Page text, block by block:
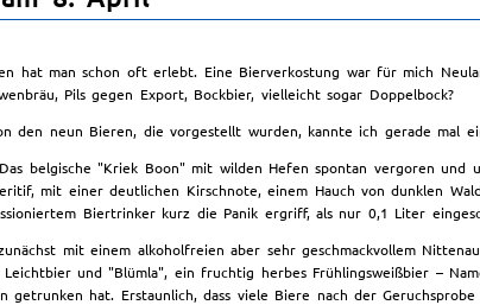
hat man schon oft erlebt. Eine Bierverkostung war für mich
Pils gegen Export, Bockbier, vielleicht sogar Doppelbock?
den neun Bieren, die vorgestellt wurden, kannte ich gerade mal
belgische "Kriek Boon" mit wilden Hefen spontan vergoren und
mit einer deutlichen Kirschnote, einem Hauch von dunklen
Biertrinker kurz die Panik ergriff, als nur 0,1 Liter
mit einem alkoholfreien aber sehr geschmackvollem
und "Blümla", ein fruchtig herbes Frühlingsweißbier –
getrunken hat. Erstaunlich, dass viele Biere nach der